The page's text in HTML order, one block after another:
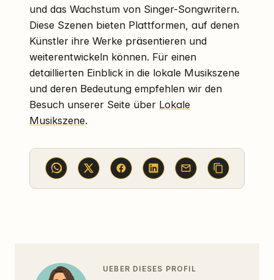
und das Wachstum von Singer-Songwritern.
Diese Szenen bieten Plattformen, auf denen
Künstler ihre Werke präsentieren und
weiterentwickeln können. Für einen
detaillierten Einblick in die lokale Musikszene
und deren Bedeutung empfehlen wir den
Besuch unserer Seite über Lokale
Musikszene.
UEBER DIESES PROFIL